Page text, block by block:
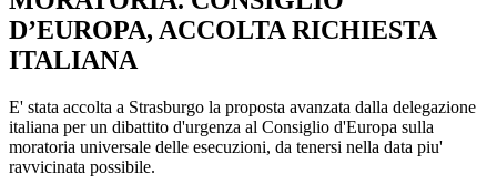
D’EUROPA, ACCOLTA RICHIESTA
ITALIANA
E' stata accolta a Strasburgo la proposta avanzata dalla delegazione
italiana per un dibattito d'urgenza al Consiglio d'Europa sulla
moratoria universale delle esecuzioni, da tenersi nella data piu'
ravvicinata possibile.